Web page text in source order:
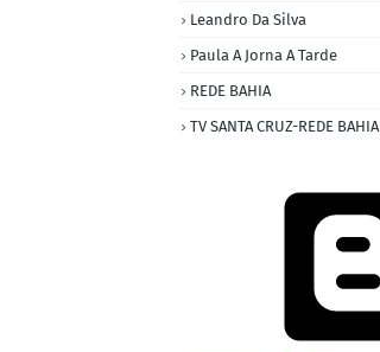
Leandro Da Silva
Paula A Jorna A Tarde
REDE BAHIA
TV SANTA CRUZ-REDE BAHIA